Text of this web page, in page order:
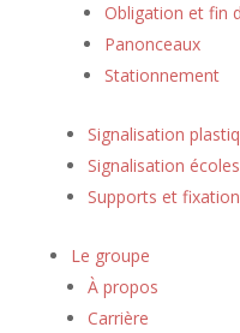
Obligation et fin
Panonceaux
Stationnement
Signalisation
Signalisation écoles
Supports et
Le groupe
À propos
Carrière